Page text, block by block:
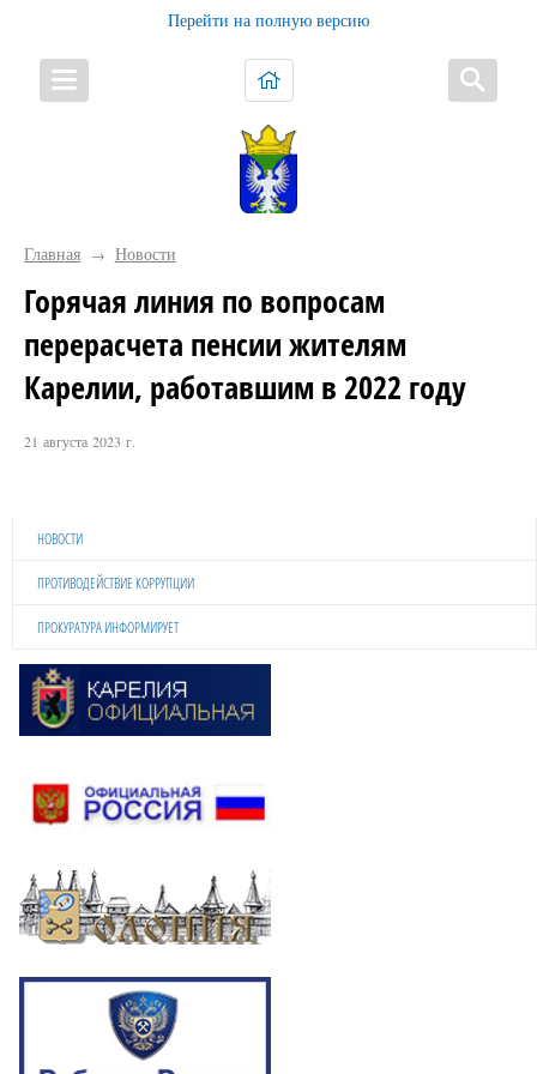
Перейти на полную версию
Главная → Новости
Горячая линия по вопросам
перерасчета пенсии жителям
Карелии, работавшим в 2022 году
21 августа 2023 г.
НОВОСТИ
ПРОТИВОДЕЙСТВИЕ КОРРУПЦИИ
ПРОКУРАТУРА ИНФОРМИРУЕТ